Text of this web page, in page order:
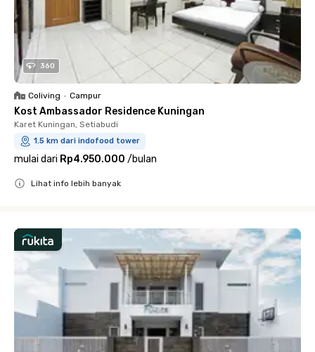
360
Coliving • Campur
Kost Ambassador Residence Kuningan
Karet Kuningan, Setiabudi
1.5 km dari indofood tower
mulai dari Rp4.950.000 /bulan
Lihat info lebih banyak